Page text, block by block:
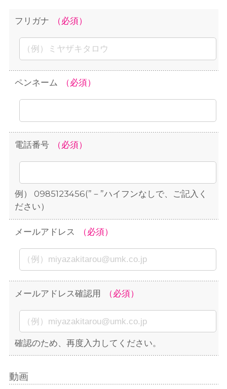
フリガナ （必須）
ペンネーム （必須）
電話番号 （必須）
例） 0985123456(”－”ハイフンなしで、ご記入く
ださい）
メールアドレス （必須）
メールアドレス確認用 （必須）
確認のため、再度入力してください。
動画